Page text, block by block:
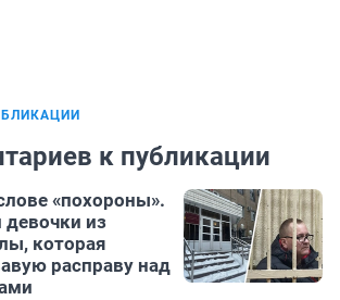
к публикации
«похороны».
из
которая
расправу над